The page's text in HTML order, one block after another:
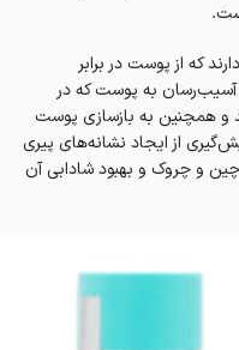
که از پوست در برابر
آسیب‌رسان به پوست که در
و همچنین به بازسازی پوست
از ایجاد نشانه‌های پیری
و چروک و بهبود شادابی آن